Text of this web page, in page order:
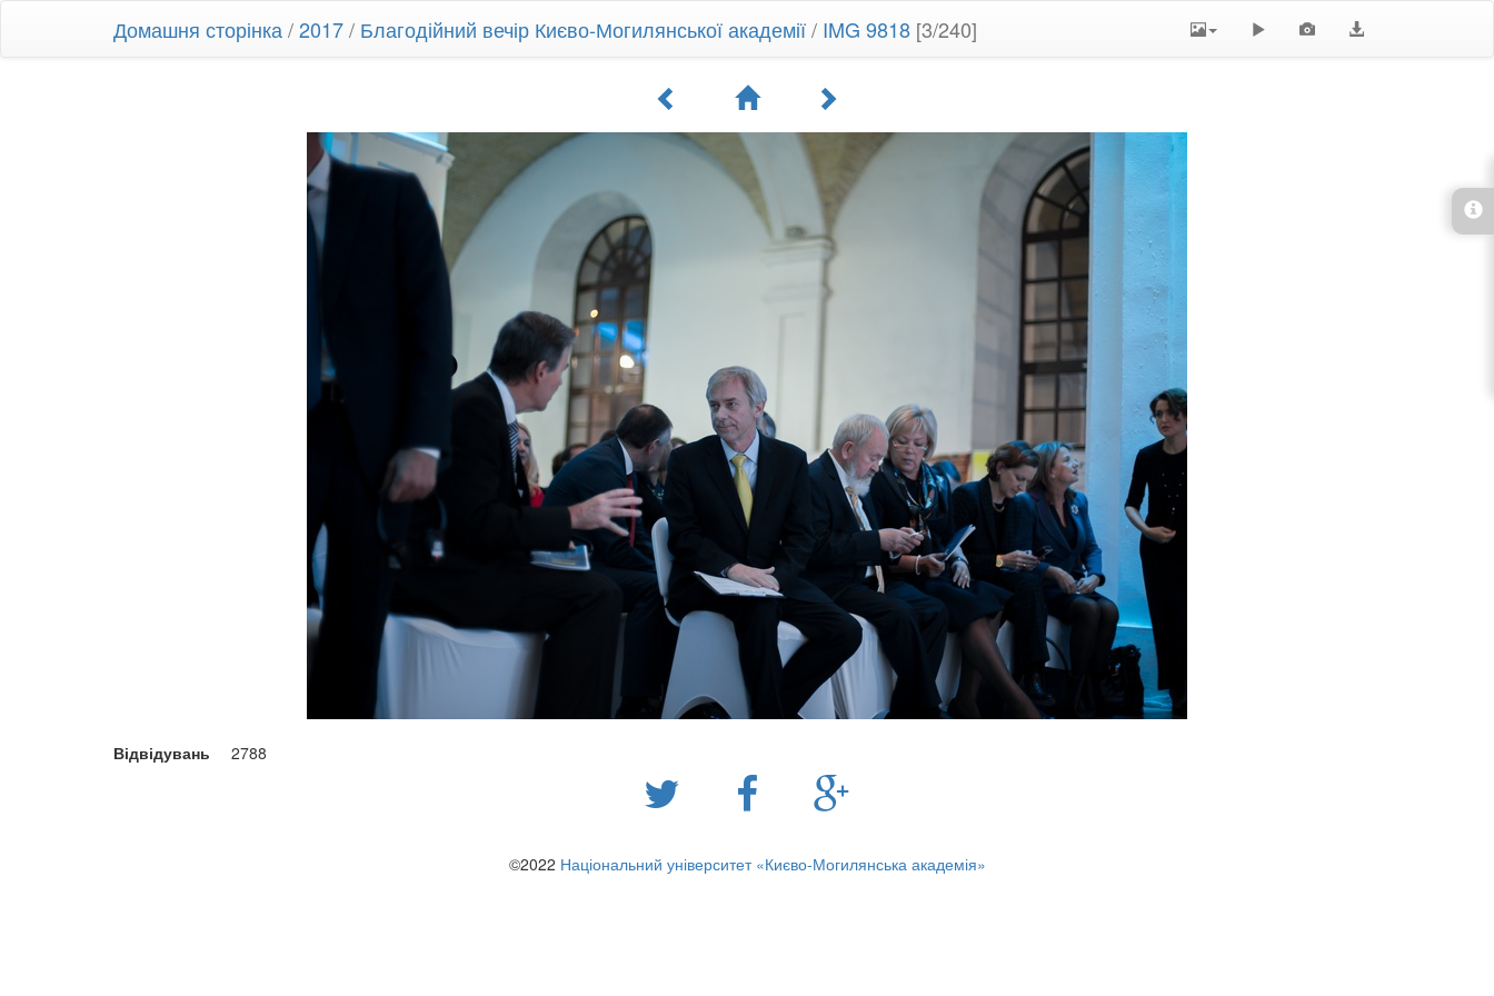
Домашня сторінка /2017/ Благодійний вечір Києво-Могилянської академії/ IMG 9818 [3/240]
Відвідувань 2788
©2022 Національний університет «Києво-Могилянська академія»